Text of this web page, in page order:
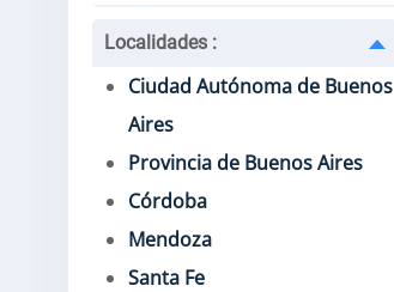
Localidades :
Ciudad Autónoma de Buenos
Aires
Provincia de Buenos Aires
Córdoba
Mendoza
Santa Fe